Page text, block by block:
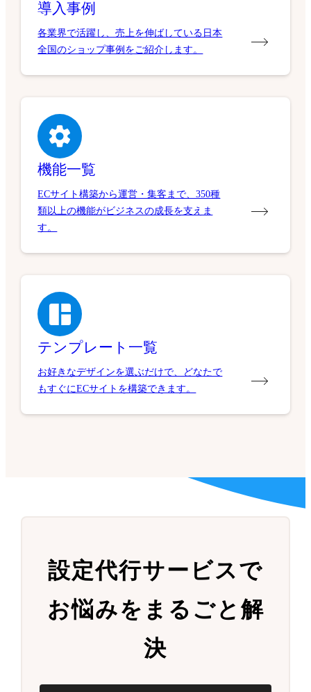
導入事例
各業界で活躍し、売上を伸ばしている日本
全国のショップ事例をご紹介します。
機能一覧
ECサイト構築から運営・集客まで、350種
類以上の機能がビジネスの成長を支えま
す。
テンプレート一覧
お好きなデザインを選ぶだけで、どなたで
もすぐにECサイトを構築できます。
設定代行サービスで
お悩みをまるごと解
決